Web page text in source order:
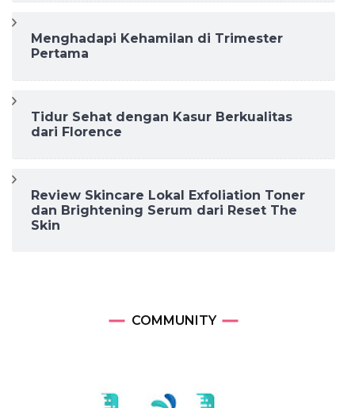
Menghadapi Kehamilan di Trimester
Pertama
Tidur Sehat dengan Kasur Berkualitas
dari Florence
Review Skincare Lokal Exfoliation Toner
dan Brightening Serum dari Reset The
Skin
COMMUNITY